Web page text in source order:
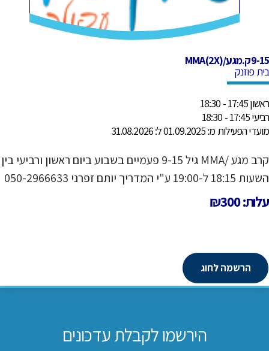
9-15ק.מגע/MMA(2X)
בית פוזנק
ראשון 17:45 - 18:30
רביעי 17:45 - 18:30
מועדי הפעילות מ: 01.09.2025 ל: 31.08.2026
קרב מגע /MMA גיל 9-15 פעמיים בשבוע ביום ראשון ורביעי בין
השעות 18:15 ל-19:00 ע"י המדריך יותם זפרני 050-2966633
עלות: ₪300
הרשמה לחוג
הירשמו לקבלת עדכונים